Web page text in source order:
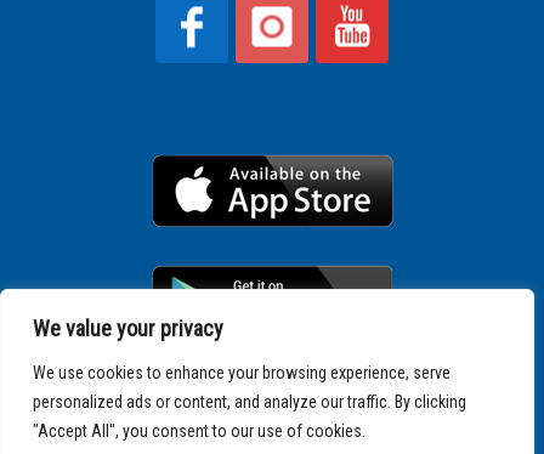
We value your privacy
We use cookies to enhance your browsing experience, serve
personalized ads or content, and analyze our traffic. By clicking
"Accept All", you consent to our use of cookies.
Copyright © 2025 SPARTATHLON